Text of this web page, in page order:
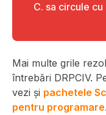
C. sa circule
Mai multe grile
întrebări DRPCIV.
vezi și pachetele
pentru programare.